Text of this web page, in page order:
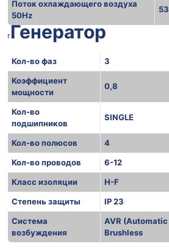
Поток охлаждающего воздуха
50Hz
rГенератор
Кол-во фаз
3
Коэффициент
мощности
0,8
Кол-во
подшипников
SINGLE
Кол-во полюсов
4
Кол-во проводов
6-12
Класс изоляции
H-F
Степень защиты
IP 23
Система
возбуждения
AVR
Brushless